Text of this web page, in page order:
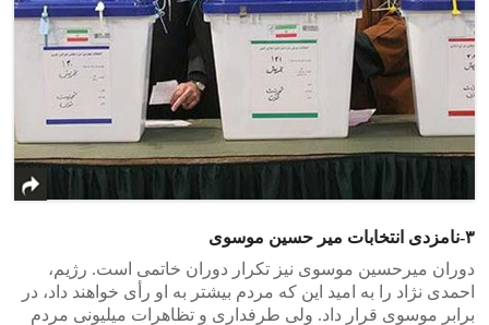
۳-نامزدی انتخابات میر حسین موسوی
دوران میرحسین موسوی نیز تکرار دوران خاتمی است. رژیم،
احمدی نژاد را به امید این که مردم بیشتر به او رأی خواهند داد، در
برابر موسوی قرار داد. ولی طرفداری و تظاهرات میلیونی مردم